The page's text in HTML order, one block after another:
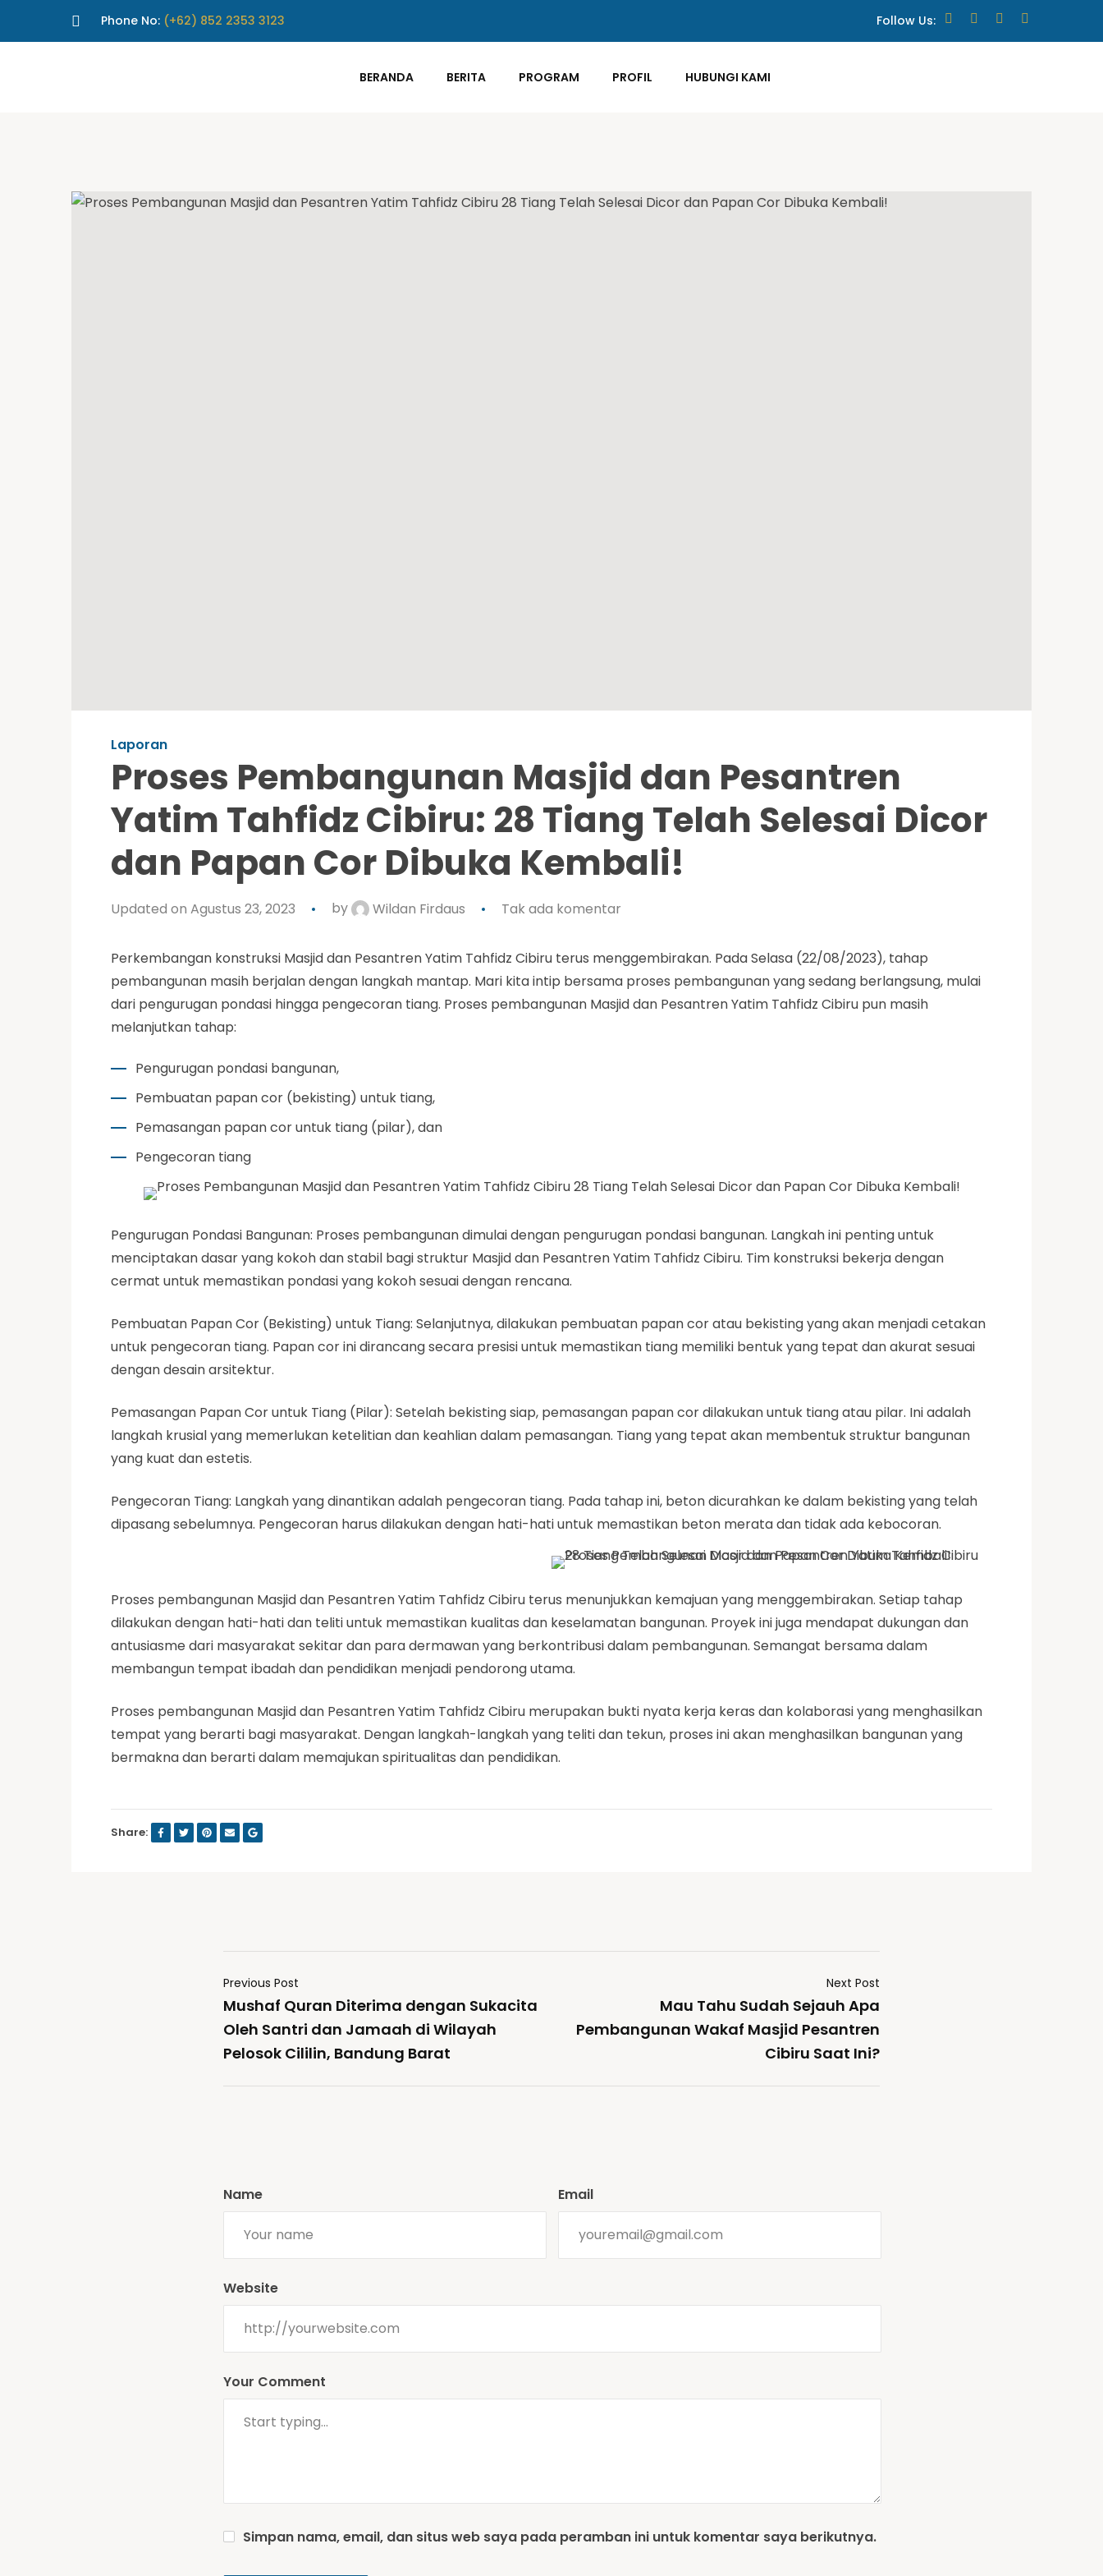
Phone No: (+62) 852 2353 3123 Follow Us:
BERANDA BERITA PROGRAM PROFIL HUBUNGI KAMI
Laporan
Proses Pembangunan Masjid dan Pesantren
Yatim Tahfidz Cibiru: 28 Tiang Telah Selesai Dicor
dan Papan Cor Dibuka Kembali!
Updated on Agustus 23, 2023 by Wildan Firdaus Tak ada komentar
Perkembangan konstruksi Masjid dan Pesantren Yatim Tahfidz Cibiru terus menggembirakan. Pada Selasa (22/08/2023), tahap
pembangunan masih berjalan dengan langkah mantap. Mari kita intip bersama proses pembangunan yang sedang berlangsung, mulai
dari pengurugan pondasi hingga pengecoran tiang. Proses pembangunan Masjid dan Pesantren Yatim Tahfidz Cibiru pun masih
melanjutkan tahap:
Pengurugan pondasi bangunan,
Pembuatan papan cor (bekisting) untuk tiang,
Pemasangan papan cor untuk tiang (pilar), dan
Pengecoran tiang
Pengurugan Pondasi Bangunan: Proses pembangunan dimulai dengan pengurugan pondasi bangunan. Langkah ini penting untuk
menciptakan dasar yang kokoh dan stabil bagi struktur Masjid dan Pesantren Yatim Tahfidz Cibiru. Tim konstruksi bekerja dengan
cermat untuk memastikan pondasi yang kokoh sesuai dengan rencana.
Pembuatan Papan Cor (Bekisting) untuk Tiang: Selanjutnya, dilakukan pembuatan papan cor atau bekisting yang akan menjadi cetakan
untuk pengecoran tiang. Papan cor ini dirancang secara presisi untuk memastikan tiang memiliki bentuk yang tepat dan akurat sesuai
dengan desain arsitektur.
Pemasangan Papan Cor untuk Tiang (Pilar): Setelah bekisting siap, pemasangan papan cor dilakukan untuk tiang atau pilar. Ini adalah
langkah krusial yang memerlukan ketelitian dan keahlian dalam pemasangan. Tiang yang tepat akan membentuk struktur bangunan
yang kuat dan estetis.
Pengecoran Tiang: Langkah yang dinantikan adalah pengecoran tiang. Pada tahap ini, beton dicurahkan ke dalam bekisting yang telah
dipasang sebelumnya. Pengecoran harus dilakukan dengan hati-hati untuk memastikan beton merata dan tidak ada kebocoran.
Proses pembangunan Masjid dan Pesantren Yatim Tahfidz Cibiru terus menunjukkan kemajuan yang menggembirakan. Setiap tahap
dilakukan dengan hati-hati dan teliti untuk memastikan kualitas dan keselamatan bangunan. Proyek ini juga mendapat dukungan dan
antusiasme dari masyarakat sekitar dan para dermawan yang berkontribusi dalam pembangunan. Semangat bersama dalam
membangun tempat ibadah dan pendidikan menjadi pendorong utama.
Proses pembangunan Masjid dan Pesantren Yatim Tahfidz Cibiru merupakan bukti nyata kerja keras dan kolaborasi yang menghasilkan
tempat yang berarti bagi masyarakat. Dengan langkah-langkah yang teliti dan tekun, proses ini akan menghasilkan bangunan yang
bermakna dan berarti dalam memajukan spiritualitas dan pendidikan.
Share:
Previous Post
Mushaf Quran Diterima dengan Sukacita
Oleh Santri dan Jamaah di Wilayah
Pelosok Cililin, Bandung Barat
Next Post
Mau Tahu Sudah Sejauh Apa
Pembangunan Wakaf Masjid Pesantren
Cibiru Saat Ini?
Your Comment
Name Email
Website
Simpan nama, email, dan situs web saya pada peramban ini untuk komentar saya berikutnya.